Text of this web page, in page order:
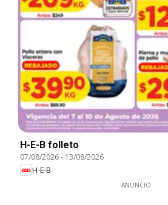
H-E-B folleto
07/08/2026- 13/08/2026
H-E-B
ANUNCIO